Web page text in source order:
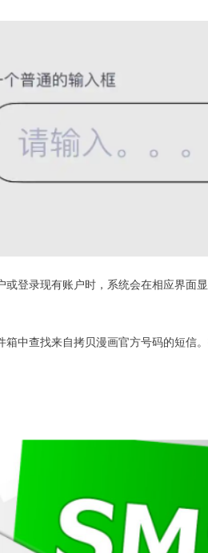
登录现有账户时，系统会在相应界
中查找来自拷贝漫画官方号码的短